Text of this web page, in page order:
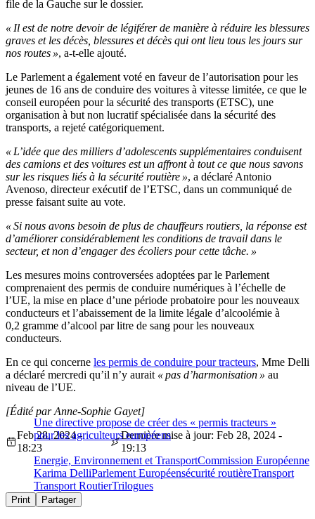
file de la Gauche sur le dossier.
« Il est de notre devoir de légiférer de manière à réduire les blessures
graves et les décès, blessures et décès qui ont lieu tous les jours sur
nos routes », a-t-elle ajouté.
Le Parlement a également voté en faveur de l’autorisation pour les
jeunes de 16 ans de conduire des voitures à vitesse limitée, ce que le
conseil européen pour la sécurité des transports (ETSC), une
organisation à but non lucratif spécialisée dans la sécurité des
transports, a rejeté catégoriquement.
« L’idée que des milliers d’adolescents supplémentaires conduisent
des camions et des voitures est un affront à tout ce que nous savons
sur les risques liés à la sécurité routière », a déclaré Antonio
Avenoso, directeur exécutif de l’ETSC, dans un communiqué de
presse faisant suite au vote.
« Si nous avons besoin de plus de chauffeurs routiers, la réponse est
d’améliorer considérablement les conditions de travail dans le
secteur, et non d’engager des écoliers pour cette tâche. »
Les mesures moins controversées adoptées par le Parlement
comprenaient des permis de conduire numériques à l’échelle de
l’UE, la mise en place d’une période probatoire pour les nouveaux
conducteurs et l’abaissement de la limite légale d’alcoolémie à
0,2 gramme d’alcool par litre de sang pour les nouveaux
conducteurs.
En ce qui concerne les permis de conduire pour tracteurs, Mme Delli
a déclaré mercredi qu’il n’y aurait « pas d’harmonisation » au
niveau de l’UE.
Une directive propose de créer des « permis tracteurs »
pour les agriculteurs européens
[Édité par Anne-Sophie Gayet]
Feb 28, 2024 -
18:23
Dernière mise à jour: Feb 28, 2024 -
19:13
Energie, Environnement et TransportCommission Européenne
Karima DelliParlement Européensécurité routièreTransport
Transport RoutierTrilogues
Print Partager